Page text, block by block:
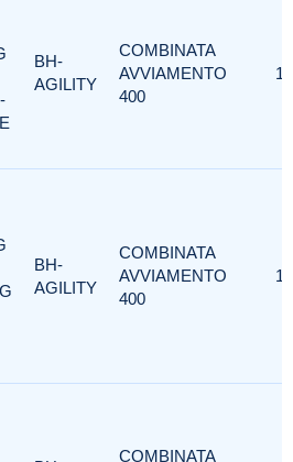
BH-
AGILITY
COMBINATA
AVVIAMENTO
400
1
BH-
AGILITY
COMBINATA
AVVIAMENTO
400
1
COMBINATA